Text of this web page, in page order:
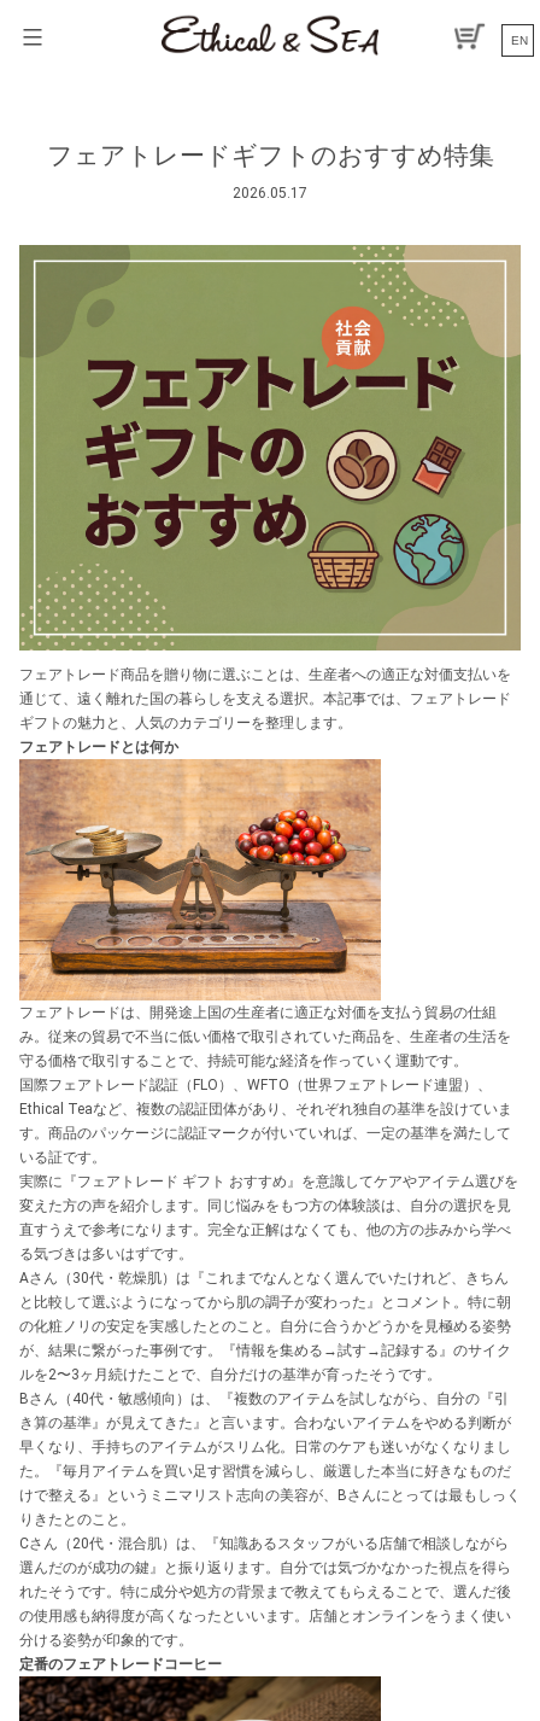
EN
フェアトレードギフトのおすすめ特集
2026.05.17
フェアトレード商品を贈り物に選ぶことは、生産者への適正な対価支払いを
通じて、遠く離れた国の暮らしを支える選択。本記事では、フェアトレード
ギフトの魅力と、人気のカテゴリーを整理します。
フェアトレードとは何か
フェアトレードは、開発途上国の生産者に適正な対価を支払う貿易の仕組
み。従来の貿易で不当に低い価格で取引されていた商品を、生産者の生活を
守る価格で取引することで、持続可能な経済を作っていく運動です。
国際フェアトレード認証（FLO）、WFTO（世界フェアトレード連盟）、
Ethical Teaなど、複数の認証団体があり、それぞれ独自の基準を設けていま
す。商品のパッケージに認証マークが付いていれば、一定の基準を満たして
いる証です。
実際に『フェアトレード ギフト おすすめ』を意識してケアやアイテム選びを
変えた方の声を紹介します。同じ悩みをもつ方の体験談は、自分の選択を見
直すうえで参考になります。完全な正解はなくても、他の方の歩みから学べ
る気づきは多いはずです。
Aさん（30代・乾燥肌）は『これまでなんとなく選んでいたけれど、きちん
と比較して選ぶようになってから肌の調子が変わった』とコメント。特に朝
の化粧ノリの安定を実感したとのこと。自分に合うかどうかを見極める姿勢
が、結果に繋がった事例です。『情報を集める→試す→記録する』のサイク
ルを2〜3ヶ月続けたことで、自分だけの基準が育ったそうです。
Bさん（40代・敏感傾向）は、『複数のアイテムを試しながら、自分の『引
き算の基準』が見えてきた』と言います。合わないアイテムをやめる判断が
早くなり、手持ちのアイテムがスリム化。日常のケアも迷いがなくなりまし
た。『毎月アイテムを買い足す習慣を減らし、厳選した本当に好きなものだ
けで整える』というミニマリスト志向の美容が、Bさんにとっては最もしっく
りきたとのこと。
Cさん（20代・混合肌）は、『知識あるスタッフがいる店舗で相談しながら
選んだのが成功の鍵』と振り返ります。自分では気づかなかった視点を得ら
れたそうです。特に成分や処方の背景まで教えてもらえることで、選んだ後
の使用感も納得度が高くなったといいます。店舗とオンラインをうまく使い
分ける姿勢が印象的です。
定番のフェアトレードコーヒー